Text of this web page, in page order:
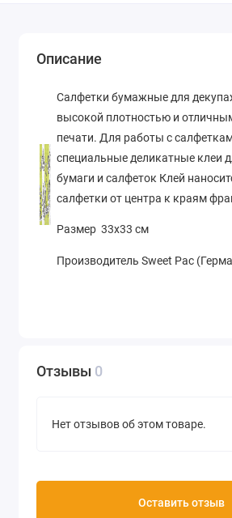
Описание
Салфетки бумажные для
высокой плотностью и
печати. Для работы с
специальные деликатные клеи
бумаги и салфеток Клей
салфетки от центра к краям
Размер 33х33 см
Производитель Sweet Pac
Отзывы 0
Нет отзывов об этом товаре.
Оставить отзыв